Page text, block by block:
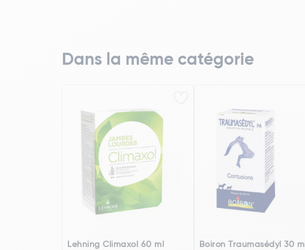
Dans la même catégorie
Lehning Climaxol 60 ml Boiron Traumasédyl 30 ml